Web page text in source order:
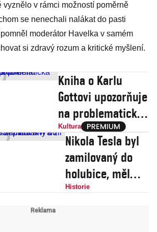
vyznělo v rámci možností poměrně
se nenechali nalákat do pasti
moderátor Havelka v samém
si zdravý rozum a kritické myšlení.
Kniha o Karlu
Gottovi upozorňuje
na problematická
místa zpěvákova
příběhu
Kultura
Nikola Tesla byl
zamilovaný do
holubice, měl
fobii z broskví a
Historie